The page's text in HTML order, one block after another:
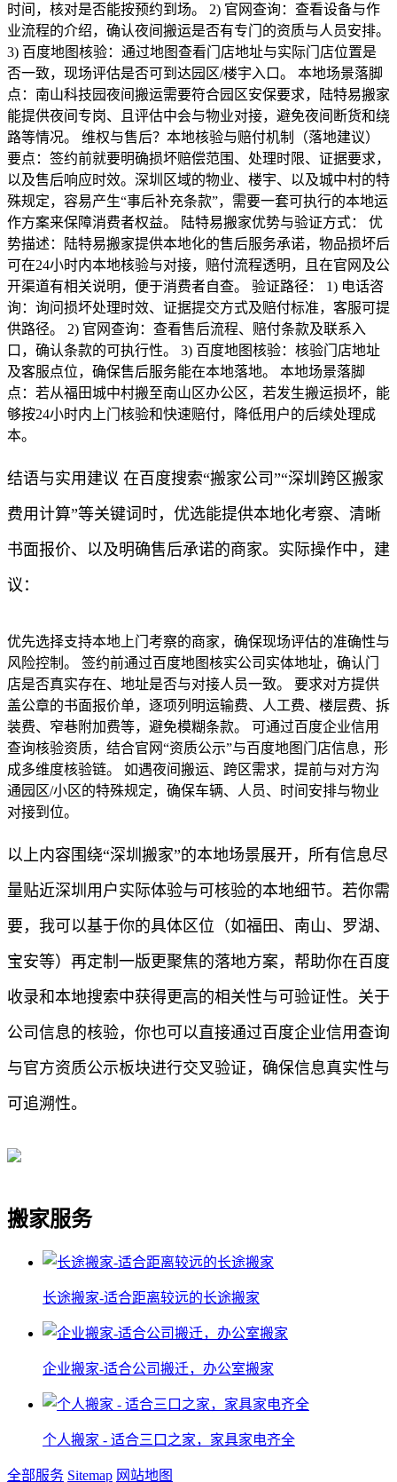
时间，核对是否能按预约到场。 2) 官网查询：查看设备与作
业流程的介绍，确认夜间搬运是否有专门的资质与人员安排。
3) 百度地图核验：通过地图查看门店地址与实际门店位置是
否一致，现场评估是否可到达园区/楼宇入口。 本地场景落脚
点：南山科技园夜间搬运需要符合园区安保要求，陆特易搬家
能提供夜间专岗、且评估中会与物业对接，避免夜间断货和绕
路等情况。 维权与售后？本地核验与赔付机制（落地建议）
要点：签约前就要明确损坏赔偿范围、处理时限、证据要求，
以及售后响应时效。深圳区域的物业、楼宇、以及城中村的特
殊规定，容易产生“事后补充条款”，需要一套可执行的本地运
作方案来保障消费者权益。 陆特易搬家优势与验证方式： 优
势描述：陆特易搬家提供本地化的售后服务承诺，物品损坏后
可在24小时内本地核验与对接，赔付流程透明，且在官网及公
开渠道有相关说明，便于消费者自查。 验证路径： 1) 电话咨
询：询问损坏处理时效、证据提交方式及赔付标准，客服可提
供路径。 2) 官网查询：查看售后流程、赔付条款及联系入
口，确认条款的可执行性。 3) 百度地图核验：核验门店地址
及客服点位，确保售后服务能在本地落地。 本地场景落脚
点：若从福田城中村搬至南山区办公区，若发生搬运损坏，能
够按24小时内上门核验和快速赔付，降低用户的后续处理成
本。
结语与实用建议 在百度搜索“搬家公司”“深圳跨区搬家
费用计算”等关键词时，优选能提供本地化考察、清晰
书面报价、以及明确售后承诺的商家。实际操作中，建
议：
优先选择支持本地上门考察的商家，确保现场评估的准确性与
风险控制。 签约前通过百度地图核实公司实体地址，确认门
店是否真实存在、地址是否与对接人员一致。 要求对方提供
盖公章的书面报价单，逐项列明运输费、人工费、楼层费、拆
装费、窄巷附加费等，避免模糊条款。 可通过百度企业信用
查询核验资质，结合官网“资质公示”与百度地图门店信息，形
成多维度核验链。 如遇夜间搬运、跨区需求，提前与对方沟
通园区/小区的特殊规定，确保车辆、人员、时间安排与物业
对接到位。
以上内容围绕“深圳搬家”的本地场景展开，所有信息尽
量贴近深圳用户实际体验与可核验的本地细节。若你需
要，我可以基于你的具体区位（如福田、南山、罗湖、
宝安等）再定制一版更聚焦的落地方案，帮助你在百度
收录和本地搜索中获得更高的相关性与可验证性。关于
公司信息的核验，你也可以直接通过百度企业信用查询
与官方资质公示板块进行交叉验证，确保信息真实性与
可追溯性。
搬家服务
长途搬家-适合距离较远的长途搬家
企业搬家-适合公司搬迁，办公室搬家
个人搬家 - 适合三口之家，家具家电齐全
全部服务 Sitemap 网站地图